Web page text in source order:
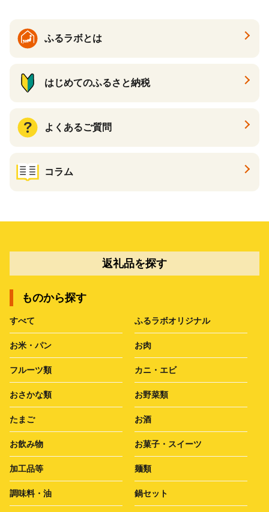
ふるラボとは
はじめてのふるさと納税
よくあるご質問
コラム
返礼品を探す
ものから探す
すべて ふるラボオリジナル
お米・パン お肉
フルーツ類 カニ・エビ
おさかな類 お野菜類
たまご お酒
お飲み物 お菓子・スイーツ
加工品等 麺類
調味料・油 鍋セット